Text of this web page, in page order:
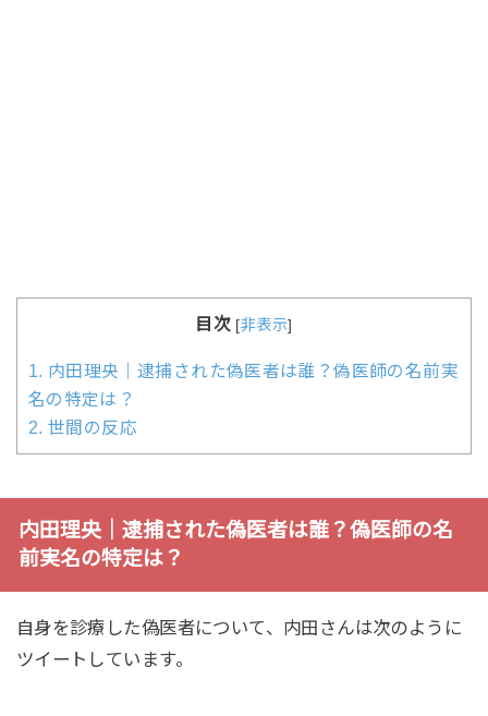
目次 [非表示]
1. 内田理央｜逮捕された偽医者は誰？偽医師の名前実
名の特定は？
2. 世間の反応
内田理央｜逮捕された偽医者は誰？偽医師の名
前実名の特定は？
自身を診療した偽医者について、内田さんは次のように
ツイートしています。